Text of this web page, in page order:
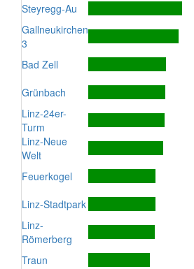
Steyregg-Au
Gallneukirchen
3
Bad Zell
Grünbach
Linz-24er-
Turm
Linz-Neue
Welt
Feuerkogel
Linz-Stadtpark
Linz-
Römerberg
Traun